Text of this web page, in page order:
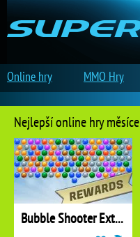
Nejlepší online hry měsíce
Bubble Shooter Extreme
Online hry MMO Hry